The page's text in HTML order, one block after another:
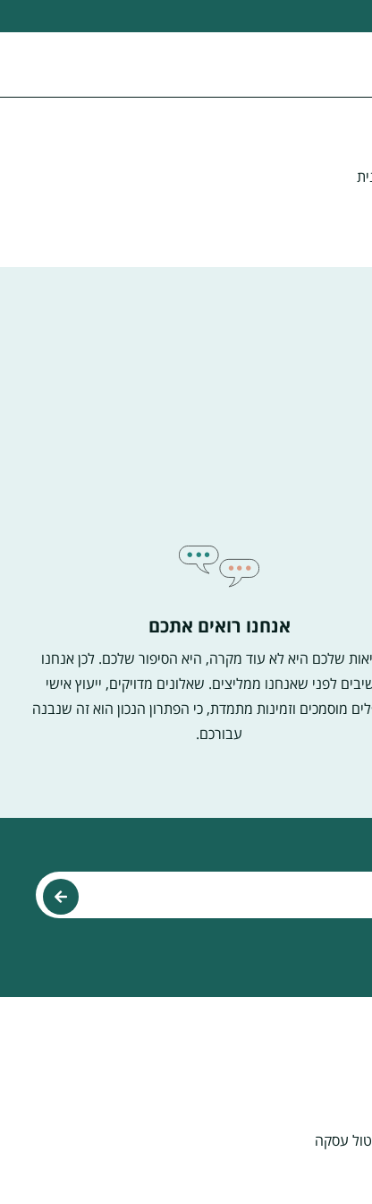
אנחנו רואים אתכם
שלכם היא לא עוד מקרה, היא הסיפור שלכם. לכן אנחנו
לפני שאנחנו ממליצים. שאלונים מדויקים, ייעוץ אישי
מוסמכים וזמינות מתמדת, כי הפתרון הנכון הוא זה שנבנה
עבורכם.
עסקה